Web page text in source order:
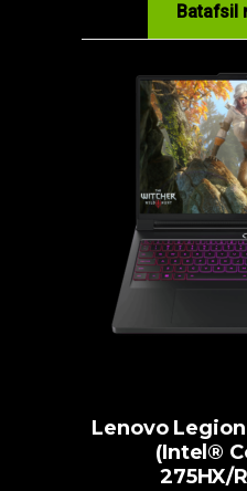
Batafsil
Lenovo Legion
(Intel®
275HX/